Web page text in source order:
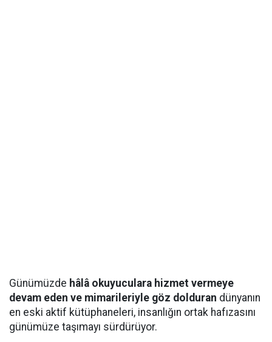
Günümüzde hâlâ okuyuculara hizmet vermeye
devam eden ve mimarileriyle göz dolduran dünyanın
en eski aktif kütüphaneleri, insanlığın ortak hafızasını
günümüze taşımayı sürdürüyor.